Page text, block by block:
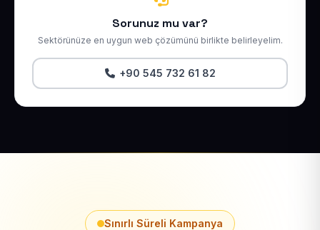
Sorunuz mu var?
Sektörünüze en uygun web çözümünü birlikte belirleyelim.
+90 545 732 61 82
Sınırlı Süreli Kampanya